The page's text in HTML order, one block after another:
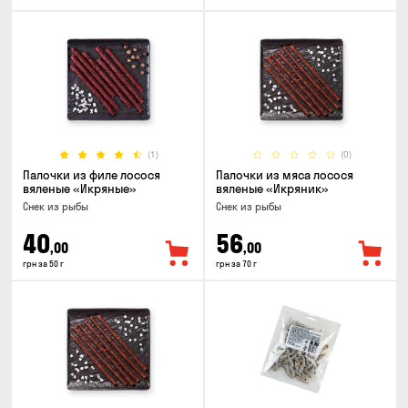
(1)
Палочки из филе лосося
вяленые «Икряные»
Снек из рыбы
40,00
грн за 50 г
(0)
Палочки из мяса лосося
вяленые «Икряник»
Снек из рыбы
56,00
грн за 70 г